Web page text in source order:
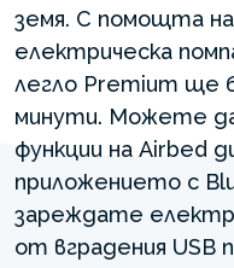
земя. С помощта
електрическа
легло Premium ще
минути. Можете да
функции на Airbed
приложението с
зареждате
от вградения USB